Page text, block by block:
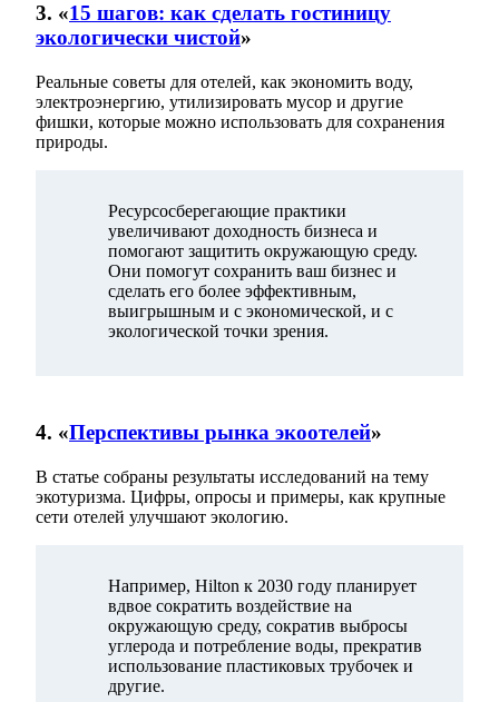
3. «15 шагов: как сделать гостиницу
экологически чистой»
Реальные советы для отелей, как экономить воду,
электроэнергию, утилизировать мусор и другие
фишки, которые можно использовать для сохранения
природы.
Ресурсосберегающие практики
увеличивают доходность бизнеса и
помогают защитить окружающую среду.
Они помогут сохранить ваш бизнес и
сделать его более эффективным,
выигрышным и с экономической, и с
экологической точки зрения.
4. «Перспективы рынка экоотелей»
В статье собраны результаты исследований на тему
экотуризма. Цифры, опросы и примеры, как крупные
сети отелей улучшают экологию.
Например, Hilton к 2030 году планирует
вдвое сократить воздействие на
окружающую среду, сократив выбросы
углерода и потребление воды, прекратив
использование пластиковых трубочек и
другие.